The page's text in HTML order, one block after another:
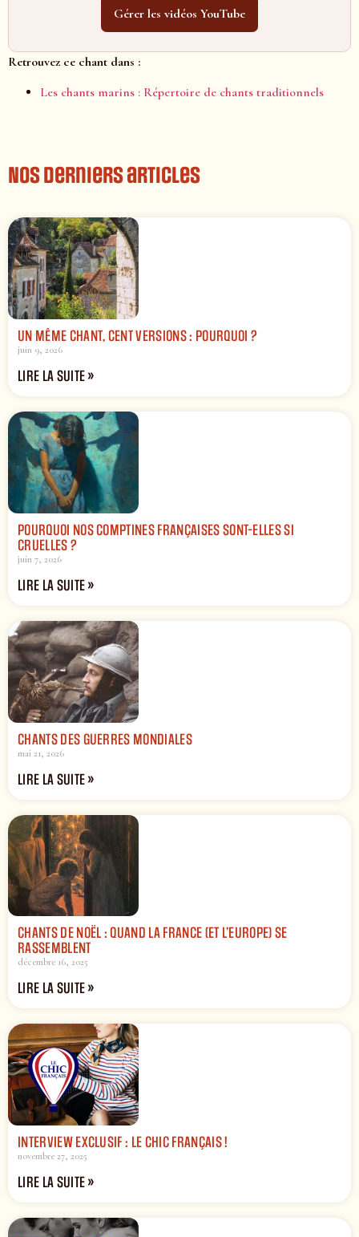
Gérer les vidéos YouTube
Retrouvez ce chant dans :
Les chants marins : Répertoire de chants traditionnels
Nos derniers articles
UN MÊME CHANT, CENT VERSIONS : POURQUOI ?
juin 9, 2026
LIRE LA SUITE »
POURQUOI NOS COMPTINES FRANÇAISES SONT-ELLES SI
CRUELLES ?
juin 7, 2026
LIRE LA SUITE »
CHANTS DES GUERRES MONDIALES
mai 21, 2026
LIRE LA SUITE »
CHANTS DE NOËL : QUAND LA FRANCE (ET L’EUROPE) SE
RASSEMBLENT
décembre 16, 2025
LIRE LA SUITE »
INTERVIEW EXCLUSIF : LE CHIC FRANÇAIS !
novembre 27, 2025
LIRE LA SUITE »